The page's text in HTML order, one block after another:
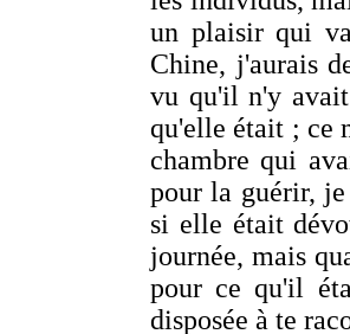
un plaisir qui
Chine, j'aurais
vu qu'il n'y
qu'elle était ; ce
chambre qui
pour la guérir,
si elle était
journée, mais
pour ce qu'il
disposée à te